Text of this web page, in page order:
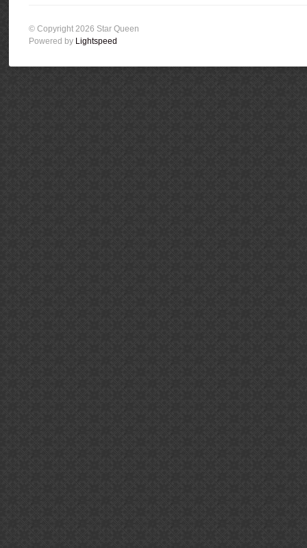
© Copyright 2026 Star Queen
Powered by Lightspeed